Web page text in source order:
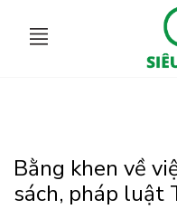
Bằng khen về
sách, pháp luật